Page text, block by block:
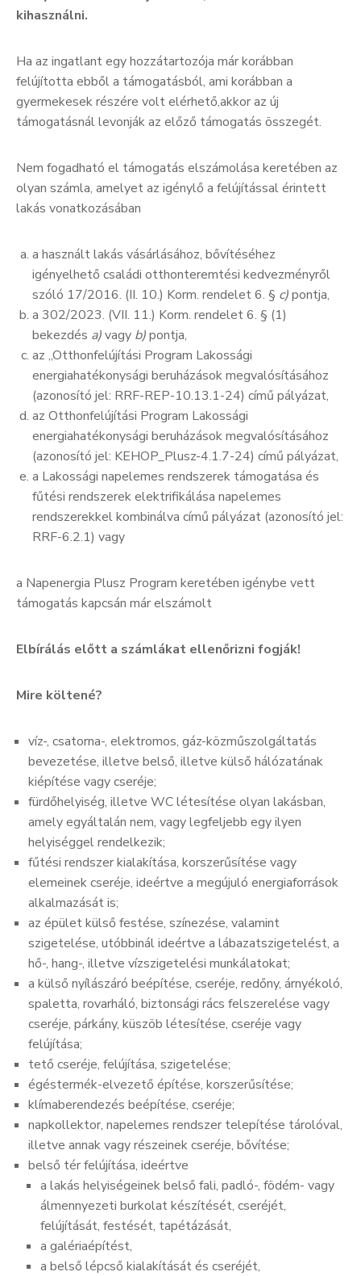
kihasználni.
Ha az ingatlant egy hozzátartozója már korábban
felújította ebből a támogatásból, ami korábban a
gyermekesek részére volt elérhető,akkor az új
támogatásnál levonják az előző támogatás összegét.
Nem fogadható el támogatás elszámolása keretében az
olyan számla, amelyet az igénylő a felújítással érintett
lakás vonatkozásában
a használt lakás vásárlásához, bővítéséhez
igényelhető családi otthonteremtési kedvezményről
szóló 17/2016. (II. 10.) Korm. rendelet 6. § c)pontja,
a 302/2023. (VII. 11.) Korm. rendelet 6. § (1)
bekezdés a)vagy b)pontja,
az „Otthonfelújítási Program Lakossági
energiahatékonysági beruházások megvalósításához
(azonosító jel: RRF-REP-10.13.1-24) című pályázat,
az Otthonfelújítási Program Lakossági
energiahatékonysági beruházások megvalósításához
(azonosító jel: KEHOP_Plusz-4.1.7-24) című pályázat,
a Lakossági napelemes rendszerek támogatása és
fűtési rendszerek elektrifikálása napelemes
rendszerekkel kombinálva című pályázat (azonosító jel:
RRF-6.2.1) vagy
a Napenergia Plusz Program keretében igénybe vett
támogatás kapcsán már elszámolt
Elbírálás előtt a számlákat ellenőrizni fogják!
Mire költené?
víz-, csatorna-, elektromos, gáz-közműszolgáltatás
bevezetése, illetve belső, illetve külső hálózatának
kiépítése vagy cseréje;
fürdőhelyiség, illetve WC létesítése olyan lakásban,
amely egyáltalán nem, vagy legfeljebb egy ilyen
helyiséggel rendelkezik;
fűtési rendszer kialakítása, korszerűsítése vagy
elemeinek cseréje, ideértve a megújuló energiaforrások
alkalmazását is;
az épület külső festése, színezése, valamint
szigetelése, utóbbinál ideértve a lábazatszigetelést, a
hő-, hang-, illetve vízszigetelési munkálatokat;
a külső nyílászáró beépítése, cseréje, redőny, árnyékoló,
spaletta, rovarháló, biztonsági rács felszerelése vagy
cseréje, párkány, küszöb létesítése, cseréje vagy
felújítása;
tető cseréje, felújítása, szigetelése;
égéstermék-elvezető építése, korszerűsítése;
klímaberendezés beépítése, cseréje;
napkollektor, napelemes rendszer telepítése tárolóval,
illetve annak vagy részeinek cseréje, bővítése;
belső tér felújítása, ideértve
a lakás helyiségeinek belső fali, padló-, födém- vagy
álmennyezeti burkolat készítését, cseréjét,
felújítását, festését, tapétázását,
a galériaépítést,
a belső lépcső kialakítását és cseréjét,